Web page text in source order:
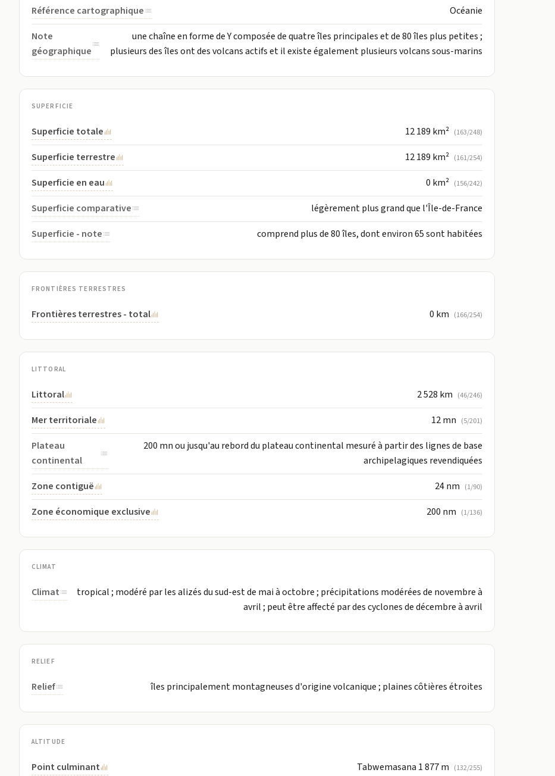
Référence cartographique
Océanie
Note
géographique
une chaîne en forme de Y composée de quatre îles principales et de 80 îles plus petites ;
plusieurs des îles ont des volcans actifs et il existe également plusieurs volcans sous-marins
SUPERFICIE
Superficie totale 12 189 km² (163/248)
Superficie terrestre 12 189 km² (161/254)
Superficie en eau 0 km² (156/242)
Superficie comparative
légèrement plus grand que l'Île-de-France
Superficie - note
comprend plus de 80 îles, dont environ 65 sont habitées
FRONTIÈRES TERRESTRES
Frontières terrestres - total 0 km (166/254)
LITTORAL
Littoral 2 528 km (46/246)
Mer territoriale 12 mn (5/201)
Plateau
continental
200 mn ou jusqu'au rebord du plateau continental mesuré à partir des lignes de base
archipelagiques revendiquées
Zone contiguë
24 nm (1/90)
Zone économique exclusive 200 nm (1/136)
CLIMAT
Climat
tropical ; modéré par les alizés du sud-est de mai à octobre ; précipitations modérées de novembre à
avril ; peut être affecté par des cyclones de décembre à avril
RELIEF
Relief îles principalement montagneuses d'origine volcanique ; plaines côtières étroites
ALTITUDE
Point culminant Tabwemasana 1 877 m (132/255)